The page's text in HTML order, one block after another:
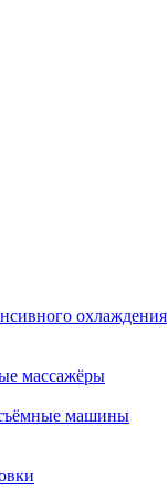
охлаждения
массажёры
машины